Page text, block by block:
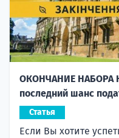
ОКОНЧАНИЕ НАБОРА
последний шанс
Статья
Если Вы хотите